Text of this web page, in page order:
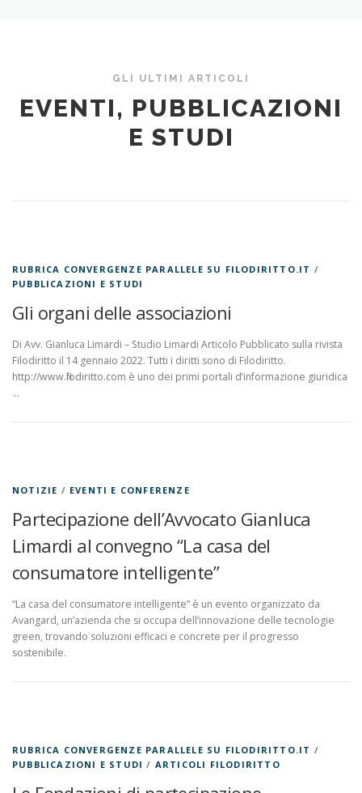
GLI ULTIMI ARTICOLI
EVENTI, PUBBLICAZIONI
E STUDI
RUBRICA CONVERGENZE PARALLELE SU FILODIRITTO.IT /
PUBBLICAZIONI E STUDI
Gli organi delle associazioni
Di Avv. Gianluca Limardi – Studio Limardi Articolo Pubblicato sulla rivista
Filodiritto il 14 gennaio 2022. Tutti i diritti sono di Filodiritto.
http://www.filodiritto.com è uno dei primi portali d’informazione giuridica
…
NOTIZIE / EVENTI E CONFERENZE
Partecipazione dell’Avvocato Gianluca
Limardi al convegno “La casa del
consumatore intelligente”
“La casa del consumatore intelligente” è un evento organizzato da
Avangard, un’azienda che si occupa dell’innovazione delle tecnologie
green, trovando soluzioni efficaci e concrete per il progresso
sostenibile.
RUBRICA CONVERGENZE PARALLELE SU FILODIRITTO.IT /
PUBBLICAZIONI E STUDI / ARTICOLI FILODIRITTO